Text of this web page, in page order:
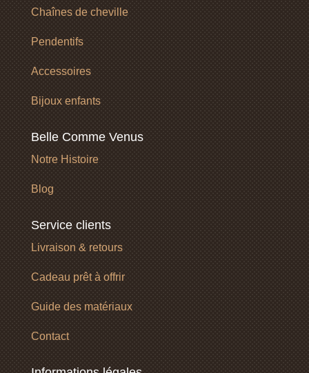
Chaînes de cheville
Pendentifs
Accessoires
Bijoux enfants
Belle Comme Venus
Notre Histoire
Blog
Service clients
Livraison & retours
Cadeau prêt à offrir
Guide des matériaux
Contact